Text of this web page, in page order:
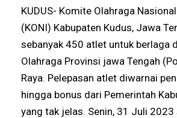
KUDUS- Komite Olahraga
(KONI) Kabupaten Kudus, Jawa
sebanyak 450 atlet untuk berlaga
Olahraga Provinsi jawa Tengah
Raya. Pelepasan atlet diwarnai
hingga bonus dari Pemerintah
yang tak jelas. Senin, 31 Juli 2023